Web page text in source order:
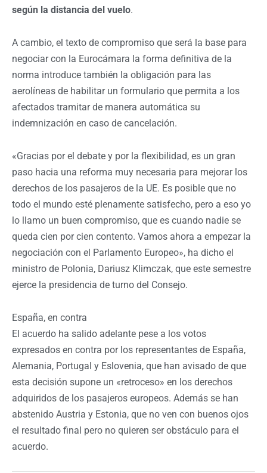
según la distancia del vuelo.
A cambio, el texto de compromiso que será la base para
negociar con la Eurocámara la forma definitiva de la
norma introduce también la obligación para las
aerolíneas de habilitar un formulario que permita a los
afectados tramitar de manera automática su
indemnización en caso de cancelación.
«Gracias por el debate y por la flexibilidad, es un gran
paso hacia una reforma muy necesaria para mejorar los
derechos de los pasajeros de la UE. Es posible que no
todo el mundo esté plenamente satisfecho, pero a eso yo
lo llamo un buen compromiso, que es cuando nadie se
queda cien por cien contento. Vamos ahora a empezar la
negociación con el Parlamento Europeo», ha dicho el
ministro de Polonia, Dariusz Klimczak, que este semestre
ejerce la presidencia de turno del Consejo.
España, en contra
El acuerdo ha salido adelante pese a los votos
expresados en contra por los representantes de España,
Alemania, Portugal y Eslovenia, que han avisado de que
esta decisión supone un «retroceso» en los derechos
adquiridos de los pasajeros europeos. Además se han
abstenido Austria y Estonia, que no ven con buenos ojos
el resultado final pero no quieren ser obstáculo para el
acuerdo.